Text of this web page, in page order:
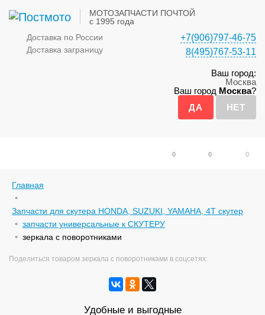
МОТОЗАПЧАСТИ ПОЧТОЙ
с 1995 года
Доставка по России
Доставка заграницу
+7(906)797-46-75
8(495)767-53-11
Ваш город:
Москва
Ваш город Москва?
0
0 0
Главная
Запчасти для скутера HONDA, SUZUKI, YAMAHA, 4Т скутер
запчасти универсальные к СКУТЕРУ
зеркала с поворотниками
Поделиться товаром зеркала с поворотниками в соцсетях:
Удобные и выгодные